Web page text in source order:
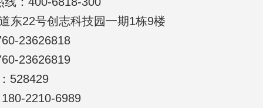
22号创志科技园一期1栋9楼
23626818
23626819
2210-6989